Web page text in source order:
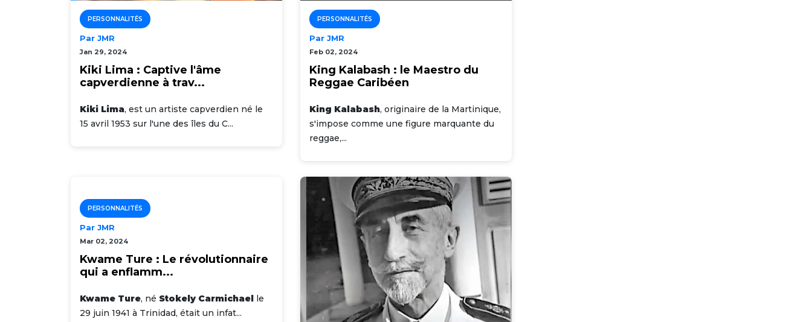
PERSONNALITÉS
Par JMR
Jan 29, 2024
Kiki Lima : Captive l'âme
capverdienne à trav...
Kiki Lima, est un artiste capverdien né le
15 avril 1953 sur l'une des îles du C...
PERSONNALITÉS
Par JMR
Feb 02, 2024
King Kalabash : le Maestro du
Reggae Caribéen
King Kalabash, originaire de la Martinique,
s'impose comme une figure marquante du
reggae,...
PERSONNALITÉS
Par JMR
Mar 02, 2024
Kwame Ture : Le révolutionnaire
qui a enflamm...
Kwame Ture, né Stokely Carmichael le
29 juin 1941 à Trinidad, était un infat...